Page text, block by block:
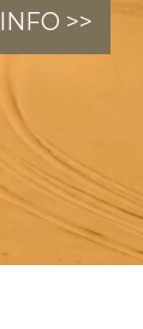
INFO >>